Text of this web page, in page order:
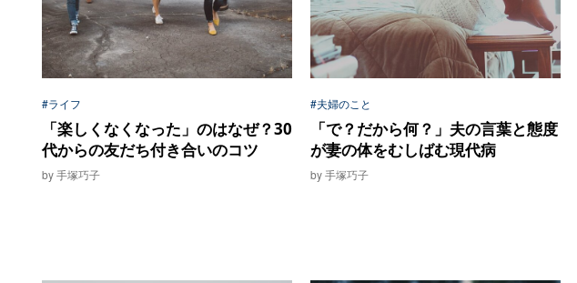
#ライフ
「楽しくなくなった」のはなぜ？30
代からの友だち付き合いのコツ
by 手塚巧子
#夫婦のこと
「で？だから何？」夫の言葉と態度
が妻の体をむしばむ現代病
by 手塚巧子